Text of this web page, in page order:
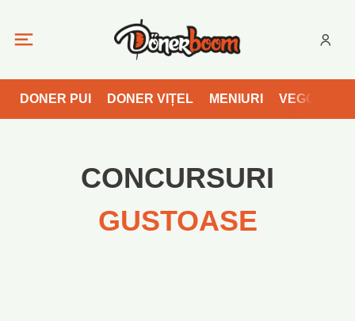
DONER PUI DONER VIȚEL MENIURI VEGGIE
CONCURSURI
GUSTOASE